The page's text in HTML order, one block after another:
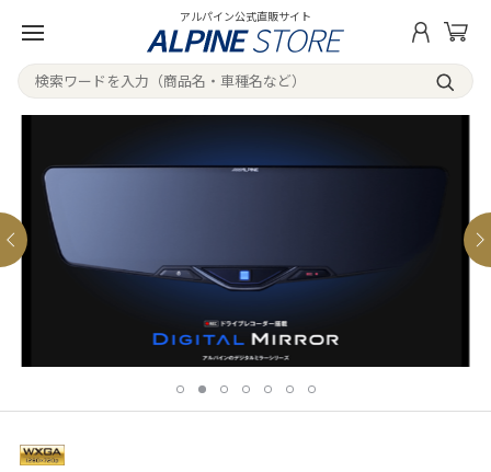
アルパイン公式直販サイト